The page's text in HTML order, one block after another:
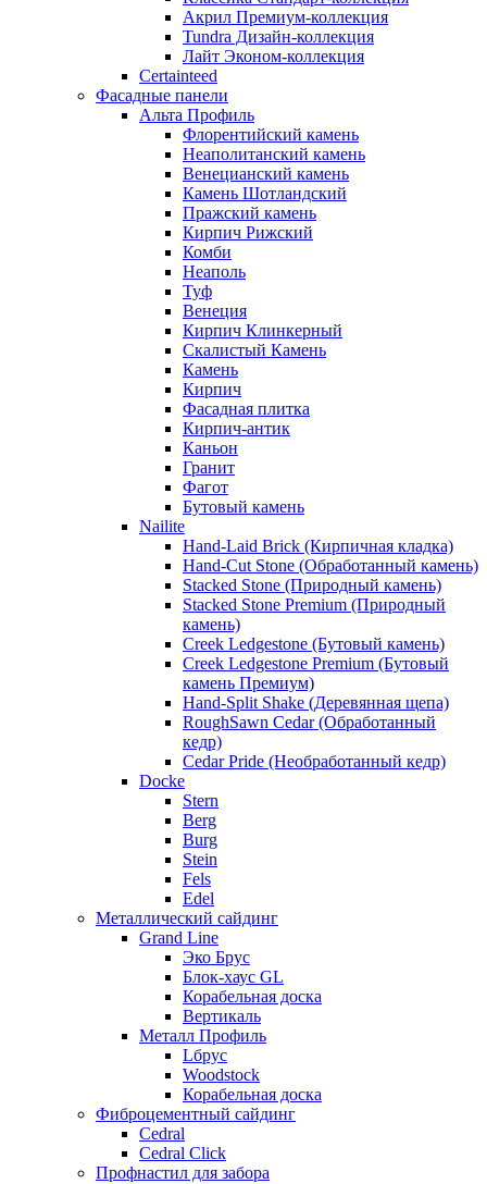
Акрил Премиум-коллекция
Tundra Дизайн-коллекция
Лайт Эконом-коллекция
Certainteed
Фасадные панели
Альта Профиль
Флорентийский камень
Неаполитанский камень
Венецианский камень
Камень Шотландский
Пражский камень
Кирпич Рижский
Комби
Неаполь
Туф
Венеция
Кирпич Клинкерный
Скалистый Камень
Камень
Кирпич
Фасадная плитка
Кирпич-антик
Каньон
Гранит
Фагот
Бутовый камень
Nailite
Hand-Laid Brick (Кирпичная кладка)
Hand-Cut Stone (Обработанный камень)
Stacked Stone (Природный камень)
Stacked Stone Premium (Природный
камень)
Creek Ledgestone (Бутовый камень)
Creek Ledgestone Premium (Бутовый
камень Премиум)
Hand-Split Shake (Деревянная щепа)
RoughSawn Cedar (Обработанный
кедр)
Cedar Pride (Необработанный кедр)
Docke
Stern
Berg
Burg
Stein
Fels
Edel
Металлический сайдинг
Grand Line
Эко Брус
Блок-хаус GL
Корабельная доска
Вертикаль
Металл Профиль
Lбрус
Woodstock
Корабельная доска
Фиброцементный сайдинг
Cedral
Cedral Click
Профнастил для забора